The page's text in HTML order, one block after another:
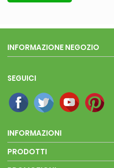
INFORMAZIONE NEGOZIO
SEGUICI
INFORMAZIONI
PRODOTTI